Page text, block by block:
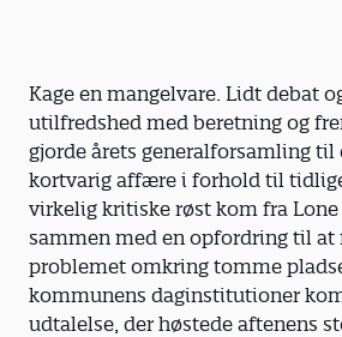
Kage en mangelvare. Lidt debat
utilfredshed med beretning og
gjorde årets generalforsamling til
kortvarig affære i forhold til
virkelig kritiske røst kom fra Lone
sammen med en opfordring til at
problemet omkring tomme
kommunens daginstitutioner
udtalelse, der høstede aftenens